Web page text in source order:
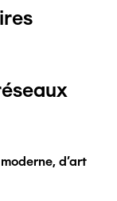
d'art